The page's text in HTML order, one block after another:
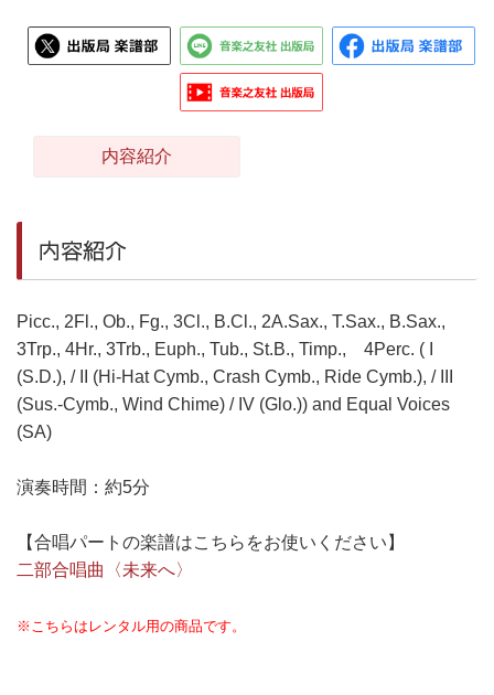
内容紹介
内容紹介
Picc., 2Fl., Ob., Fg., 3Cl., B.Cl., 2A.Sax., T.Sax., B.Sax.,
3Trp., 4Hr., 3Trb., Euph., Tub., St.B., Timp., 4Perc. ( I
(S.D.), / II (Hi-Hat Cymb., Crash Cymb., Ride Cymb.), / III
(Sus.-Cymb., Wind Chime) / IV (Glo.)) and Equal Voices
(SA)
演奏時間：約5分
【合唱パートの楽譜はこちらをお使いください】
二部合唱曲〈未来へ〉
※こちらはレンタル用の商品です。